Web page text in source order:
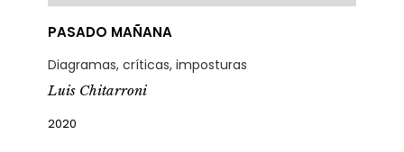
PASADO MAÑANA
Diagramas, críticas, imposturas
Luis Chitarroni
2020